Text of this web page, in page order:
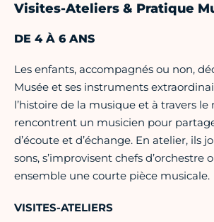
Visites-Ateliers & Pratique
DE 4 À 6 ANS
Les enfants, accompagnés ou non,
Musée et ses instruments
l’histoire de la musique et à travers le
rencontrent un musicien pour
d’écoute et d’échange. En atelier, ils
sons, s’improvisent chefs d’orchestre
ensemble une courte pièce musicale.
VISITES-ATELIERS